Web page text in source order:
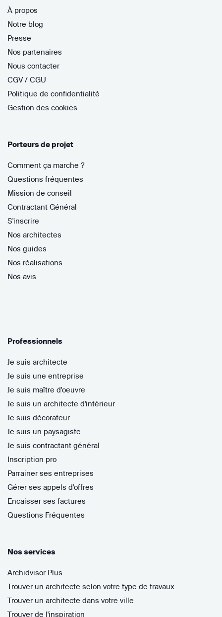
À propos
Notre blog
Presse
Nos partenaires
Nous contacter
CGV / CGU
Politique de confidentialité
Gestion des cookies
Porteurs de projet
Comment ça marche ?
Questions fréquentes
Mission de conseil
Contractant Général
S'inscrire
Nos architectes
Nos guides
Nos réalisations
Nos avis
Professionnels
Je suis architecte
Je suis une entreprise
Je suis maître d'oeuvre
Je suis un architecte d'intérieur
Je suis décorateur
Je suis un paysagiste
Je suis contractant général
Inscription pro
Parrainer ses entreprises
Gérer ses appels d'offres
Encaisser ses factures
Questions Fréquentes
Nos services
Archidvisor Plus
Trouver un architecte selon votre type de travaux
Trouver un architecte dans votre ville
Trouver de l'inspiration